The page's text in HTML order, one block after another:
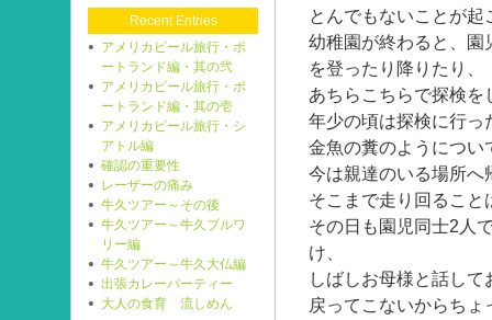
とんでもないことが起
幼稚園が終わると、園
を登ったり降りたり、
あちらこちらで探検を
年少の頃は探検に行っ
金魚の糞のようについ
今は親達のいる場所へ
そこまで走り回ること
その日も園児同士2人
け、
しばしお母様と話して
戻ってこないからち
Recent Entries
アメリカビール旅行・ポ
ートランド編・其の弐
アメリカビール旅行・ポ
ートランド編・其の壱
アメリカビール旅行・シ
アトル編
確認の重要性
レーザーの痛み
牛久ツアー～その後
牛久ツアー～牛久ブルワ
リー編
牛久ツアー～牛久大仏編
出張カレーパーティー
大人の食育 流しめん